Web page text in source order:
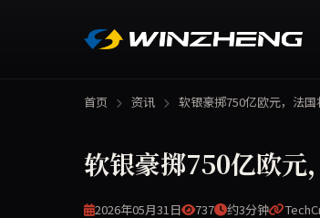
首页 资讯 软银豪掷750亿欧元，法
软银豪掷750亿欧元
2026年05月31日 737 约3分钟